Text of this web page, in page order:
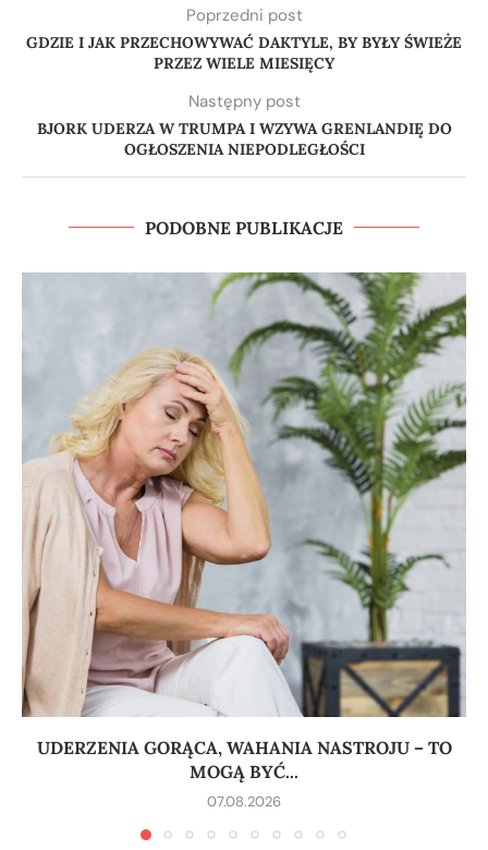
Poprzedni post
GDZIE I JAK PRZECHOWYWAĆ DAKTYLE, BY BYŁY ŚWIEŻE
PRZEZ WIELE MIESIĘCY
Następny post
BJORK UDERZA W TRUMPA I WZYWA GRENLANDIĘ DO
OGŁOSZENIA NIEPODLEGŁOŚCI
PODOBNE PUBLIKACJE
UDERZENIA GORĄCA, WAHANIA NASTROJU – TO
MOGĄ BYĆ...
07.08.2026